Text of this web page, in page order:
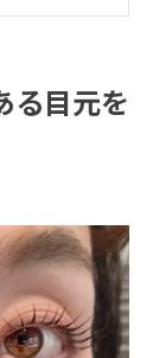
つ毛パー
とは
見極め方
と魅力
る目元を